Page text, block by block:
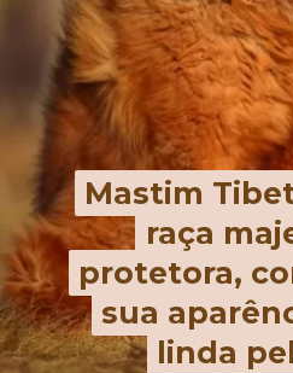
Mastim
raça
protetora,
sua
linda
Mastim
raça
protetora,
sua
linda